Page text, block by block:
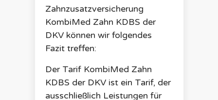
Zahnzusatzversicherung
KombiMed Zahn KDBS der
DKVkönnen wir folgendes
Fazit treffen:
Der Tarif KombiMed Zahn
KDBS der DKVist ein Tarif, der
ausschließlich Leistungen für